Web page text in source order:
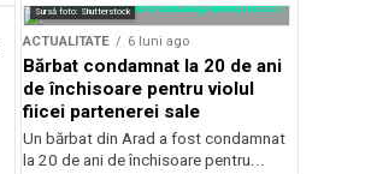
Sursă foto: Shutterstock
ACTUALITATE 6 luni ago
Bărbat condamnat la 20 de ani
de închisoare pentru violul
fiicei partenerei sale
Un bărbat din Arad a fost condamnat
la 20 de ani de închisoare pentru...